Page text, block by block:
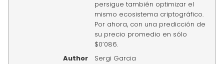
persigue también optimizar el
mismo ecosistema criptográfico.
Por ahora, con una predicción de
su precio promedio en sólo
$0’086.
Author
Sergi Garcia